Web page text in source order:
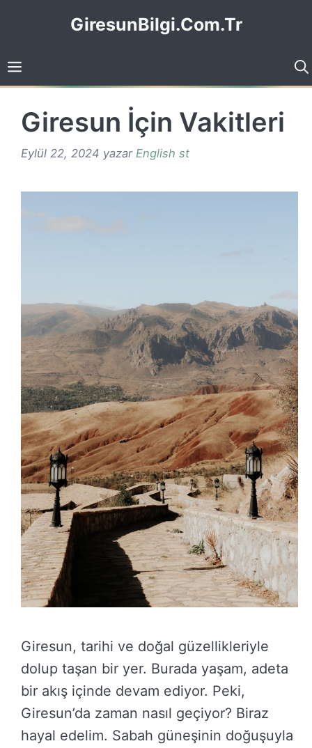
GiresunBilgi.Com.Tr
Giresun İçin Vakitleri
Eylül 22, 2024 yazar English st
Giresun, tarihi ve doğal güzellikleriyle
dolup taşan bir yer. Burada yaşam, adeta
bir akış içinde devam ediyor. Peki,
Giresun’da zaman nasıl geçiyor? Biraz
hayal edelim. Sabah güneşinin doğuşuyla